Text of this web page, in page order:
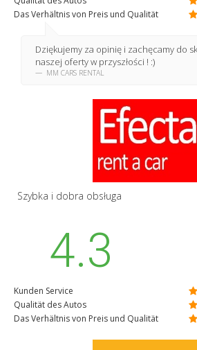
Das Verhältnis von Preis und Qualität
Dziękujemy za opinię i zachęcamy do
naszej oferty w przyszłości ! :)
MM CARS RENTAL
Szybka i dobra obsługa
4.3
Kunden Service
Qualität des Autos
Das Verhältnis von Preis und Qualität